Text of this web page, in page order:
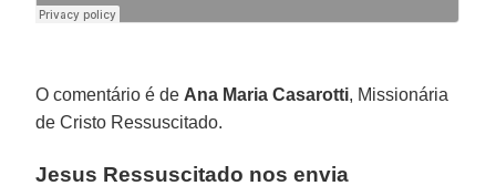
O comentário é de Ana Maria Casarotti, Missionária
de Cristo Ressuscitado.
Jesus Ressuscitado nos envia